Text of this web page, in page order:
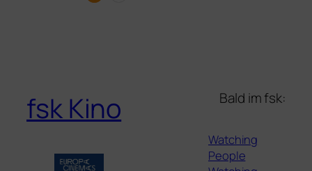
fsk Kino Bald im fsk:
Watching
People